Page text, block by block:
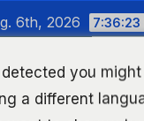
6th, 2026 7:36:24
Badyou might
a different